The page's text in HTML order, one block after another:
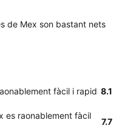
de Mex son bastant nets
fàcil i rapid 8.1
es raonablement fàcil
7.7